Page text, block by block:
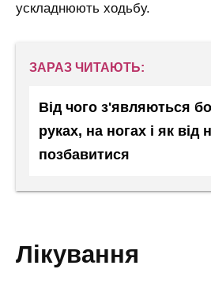
ускладнюють ходьбу.
ЗАРАЗ ЧИТАЮТЬ:
Від чого з'являються
руках, на ногах і як від
позбавитися
лікування